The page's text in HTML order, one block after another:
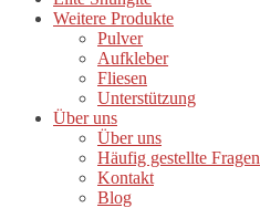
Weitere Produkte
Pulver
Aufkleber
Fliesen
Unterstützung
Über uns
Über uns
Häufig gestellte Fragen
Kontakt
Blog